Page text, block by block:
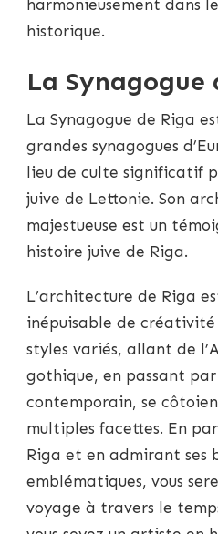
harmonieusement dans
historique.
La Synagogue
La Synagogue de Riga
grandes synagogues
lieu de culte significatif
juive de Lettonie. Son
majestueuse est un
histoire juive de Riga.
L’architecture de Riga
inépuisable de créativité
styles variés, allant de
gothique, en passant
contemporain, se
multiples facettes. En
Riga et en admirant ses
emblématiques, vous
voyage à travers le